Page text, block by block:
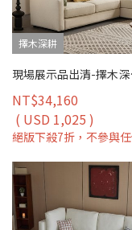
擇木深耕
現場
NT$34,160
( USD 1,025 )
絕版下殺7折，不參與